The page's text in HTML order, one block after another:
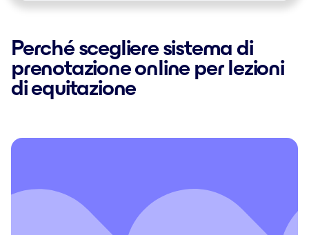
Perché scegliere sistema di
prenotazione online per lezioni
di equitazione